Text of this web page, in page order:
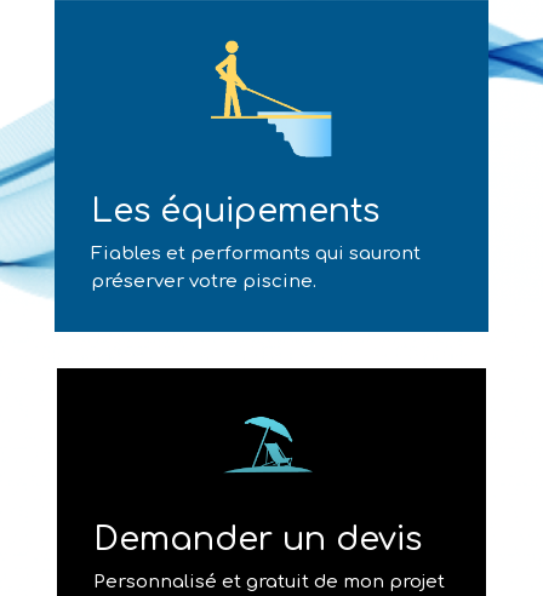
Les équipements
Fiables et performants qui sauront
préserver votre piscine.
Demander un devis
Personnalisé et gratuit de mon projet